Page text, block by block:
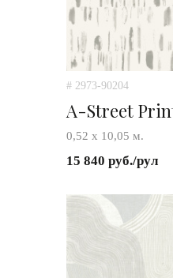
# 2973-90204
A-Street
0,52 х 10,05 м.
15 840 руб./рул